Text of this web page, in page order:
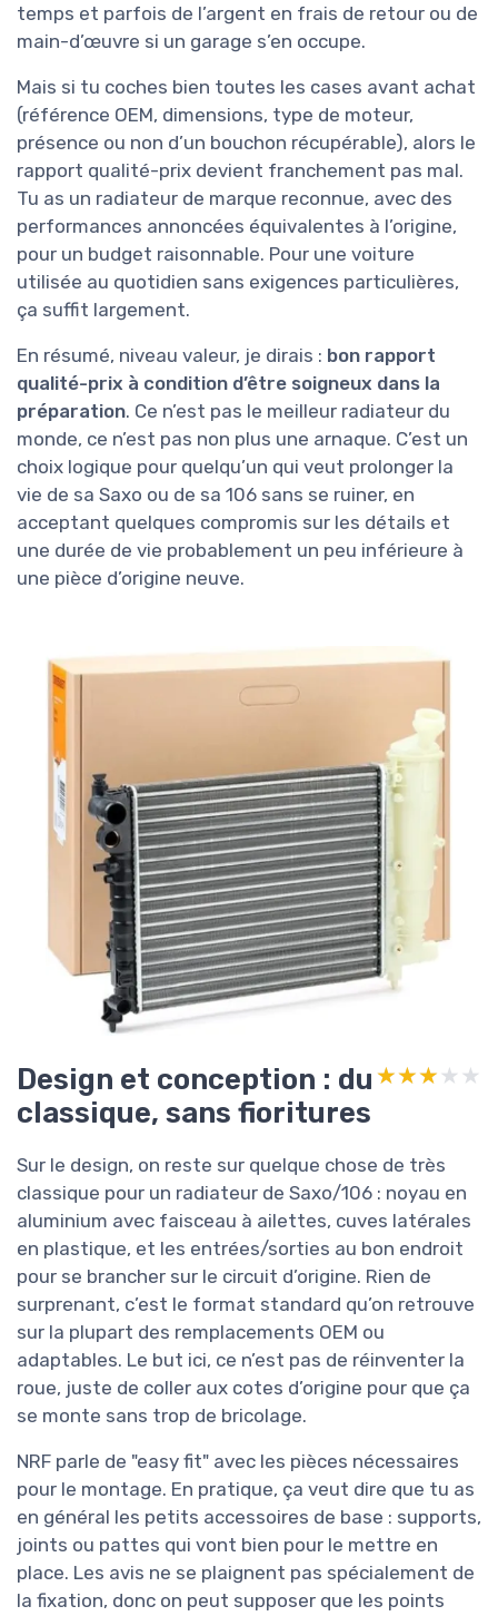
temps et parfois de l’argent en frais de retour ou de
main-d’œuvre si un garage s’en occupe.
Mais si tu coches bien toutes les cases avant achat
(référence OEM, dimensions, type de moteur,
présence ou non d’un bouchon récupérable), alors le
rapport qualité-prix devient franchement pas mal.
Tu as un radiateur de marque reconnue, avec des
performances annoncées équivalentes à l’origine,
pour un budget raisonnable. Pour une voiture
utilisée au quotidien sans exigences particulières,
ça suffit largement.
En résumé, niveau valeur, je dirais : bon rapport
qualité-prix à condition d’être soigneux dans la
préparation. Ce n’est pas le meilleur radiateur du
monde, ce n’est pas non plus une arnaque. C’est un
choix logique pour quelqu’un qui veut prolonger la
vie de sa Saxo ou de sa 106 sans se ruiner, en
acceptant quelques compromis sur les détails et
une durée de vie probablement un peu inférieure à
une pièce d’origine neuve.
Design et conception : du
classique, sans fioritures
★★★★★
★★★★★
Sur le design, on reste sur quelque chose de très
classique pour un radiateur de Saxo/106 : noyau en
aluminium avec faisceau à ailettes, cuves latérales
en plastique, et les entrées/sorties au bon endroit
pour se brancher sur le circuit d’origine. Rien de
surprenant, c’est le format standard qu’on retrouve
sur la plupart des remplacements OEM ou
adaptables. Le but ici, ce n’est pas de réinventer la
roue, juste de coller aux cotes d’origine pour que ça
se monte sans trop de bricolage.
NRF parle de "easy fit" avec les pièces nécessaires
pour le montage. En pratique, ça veut dire que tu as
en général les petits accessoires de base : supports,
joints ou pattes qui vont bien pour le mettre en
place. Les avis ne se plaignent pas spécialement de
la fixation, donc on peut supposer que les points